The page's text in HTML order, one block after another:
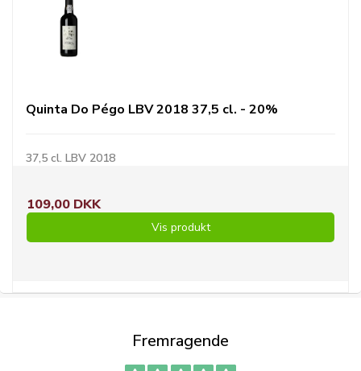
Quinta Do Pégo LBV 2018 37,5 cl. - 20%
37,5 cl. LBV 2018
109,00 DKK
Vis produkt
Fremragende